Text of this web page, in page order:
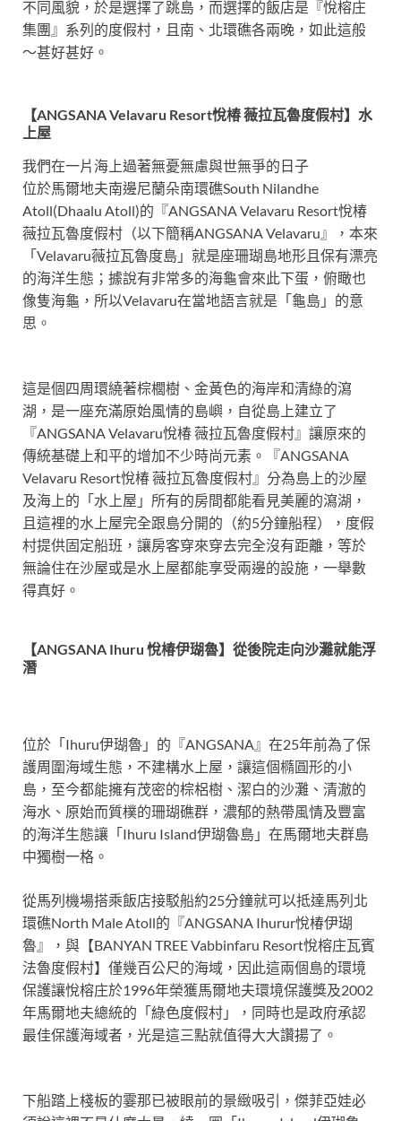
不同風貌，於是選擇了跳島，而選擇的飯店是『悅榕庄
集團』系列的度假村，且南、北環礁各兩晚，如此這般
～甚好甚好。
【ANGSANA Velavaru Resort悅椿 薇拉瓦魯度假村】水
上屋
我們在一片海上過著無憂無慮與世無爭的日子
位於馬爾地夫南邊尼蘭朵南環礁South Nilandhe
Atoll(Dhaalu Atoll)的『ANGSANA Velavaru Resort悅椿
薇拉瓦魯度假村（以下簡稱ANGSANA Velavaru』，本來
「Velavaru薇拉瓦魯度島」就是座珊瑚島地形且保有漂亮
的海洋生態；據說有非常多的海龜會來此下蛋，俯瞰也
像隻海龜，所以Velavaru在當地語言就是「龜島」的意
思。
這是個四周環繞著棕櫚樹、金黃色的海岸和清綠的瀉
湖，是一座充滿原始風情的島嶼，自從島上建立了
『ANGSANA Velavaru悅椿 薇拉瓦魯度假村』讓原來的
傳統基礎上和平的增加不少時尚元素。『ANGSANA
Velavaru Resort悅椿 薇拉瓦魯度假村』分為島上的沙屋
及海上的「水上屋」所有的房間都能看見美麗的瀉湖，
且這裡的水上屋完全跟島分開的（約5分鐘船程），度假
村提供固定船班，讓房客穿來穿去完全沒有距離，等於
無論住在沙屋或是水上屋都能享受兩邊的設施，一舉數
得真好。
【ANGSANA Ihuru 悅椿伊瑚魯】從後院走向沙灘就能浮
潛
位於「Ihuru伊瑚魯」的『ANGSANA』在25年前為了保
護周圍海域生態，不建構水上屋，讓這個橢圓形的小
島，至今都能擁有茂密的棕梠樹、潔白的沙灘、清澈的
海水、原始而質樸的珊瑚礁群，濃郁的熱帶風情及豐富
的海洋生態讓「Ihuru Island伊瑚魯島」在馬爾地夫群島
中獨樹一格。
從馬列機場搭乘飯店接駁船約25分鐘就可以抵達馬列北
環礁North Male Atoll的『ANGSANA Ihurur悅椿伊瑚
魯』，與【BANYAN TREE Vabbinfaru Resort悅榕庄瓦賓
法魯度假村】僅幾百公尺的海域，因此這兩個島的環境
保護讓悅榕庄於1996年榮獲馬爾地夫環境保護獎及2002
年馬爾地夫總統的「綠色度假村」，同時也是政府承認
最佳保護海域者，光是這三點就值得大大讚揚了。
下船踏上棧板的霎那已被眼前的景緻吸引，傑菲亞娃必